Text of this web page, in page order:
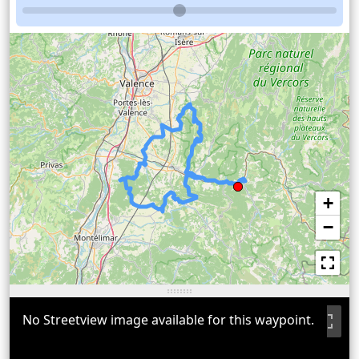
+
−
No Streetview image available for this waypoint.